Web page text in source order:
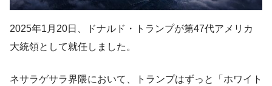
2025年1月20日、ドナルド・トランプが第47代アメリカ
大統領として就任しました。
ネサラゲサラ界隈において、トランプはずっと「ホワイト